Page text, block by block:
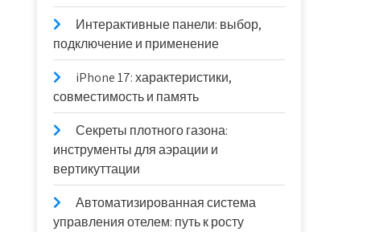
Интерактивные панели: выбор,
подключение и применение
iPhone 17: характеристики,
совместимость и память
Секреты плотного газона:
инструменты для аэрации и
вертикуттации
Автоматизированная система
управления отелем: путь к росту